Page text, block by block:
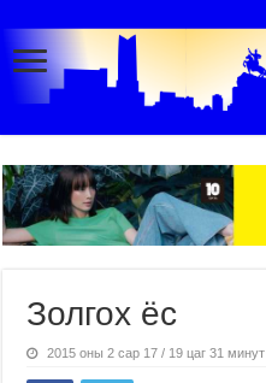
Золгох ёс
2015 оны 2 сар 17 / 19 цаг 31 минут